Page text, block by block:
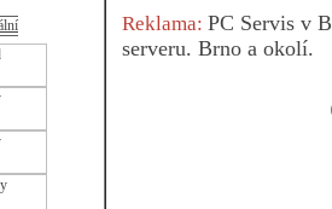
Reklama: PC Servis v
serveru. Brno a okolí.